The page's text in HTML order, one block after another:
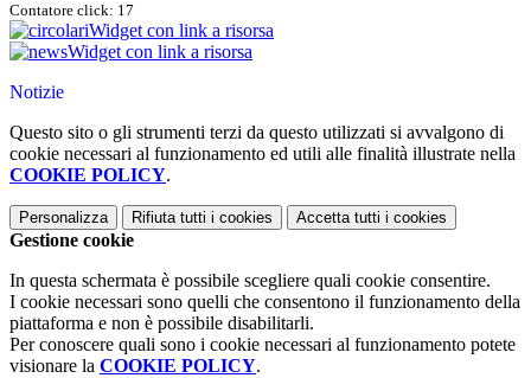
Contatore click: 17
Widget con link a risorsa
Widget con link a risorsa
Notizie
Questo sito o gli strumenti terzi da questo utilizzati si avvalgono di
cookie necessari al funzionamento ed utili alle finalità illustrate nella
COOKIE POLICY.
Personalizza Rifiuta tutti i cookies Accetta tutti i cookies
Gestione cookie
In questa schermata è possibile scegliere quali cookie consentire.
I cookie necessari sono quelli che consentono il funzionamento della
piattaforma e non è possibile disabilitarli.
Per conoscere quali sono i cookie necessari al funzionamento potete
visionare la COOKIE POLICY.